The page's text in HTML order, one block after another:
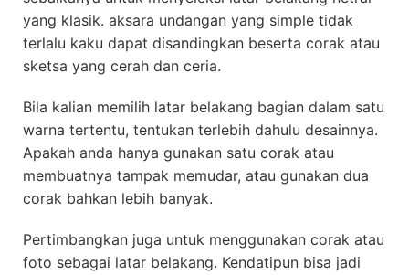
yang klasik. aksara undangan yang simple tidak
terlalu kaku dapat disandingkan beserta corak atau
sketsa yang cerah dan ceria.
Bila kalian memilih latar belakang bagian dalam satu
warna tertentu, tentukan terlebih dahulu desainnya.
Apakah anda hanya gunakan satu corak atau
membuatnya tampak memudar, atau gunakan dua
corak bahkan lebih banyak.
Pertimbangkan juga untuk menggunakan corak atau
foto sebagai latar belakang. Kendatipun bisa jadi